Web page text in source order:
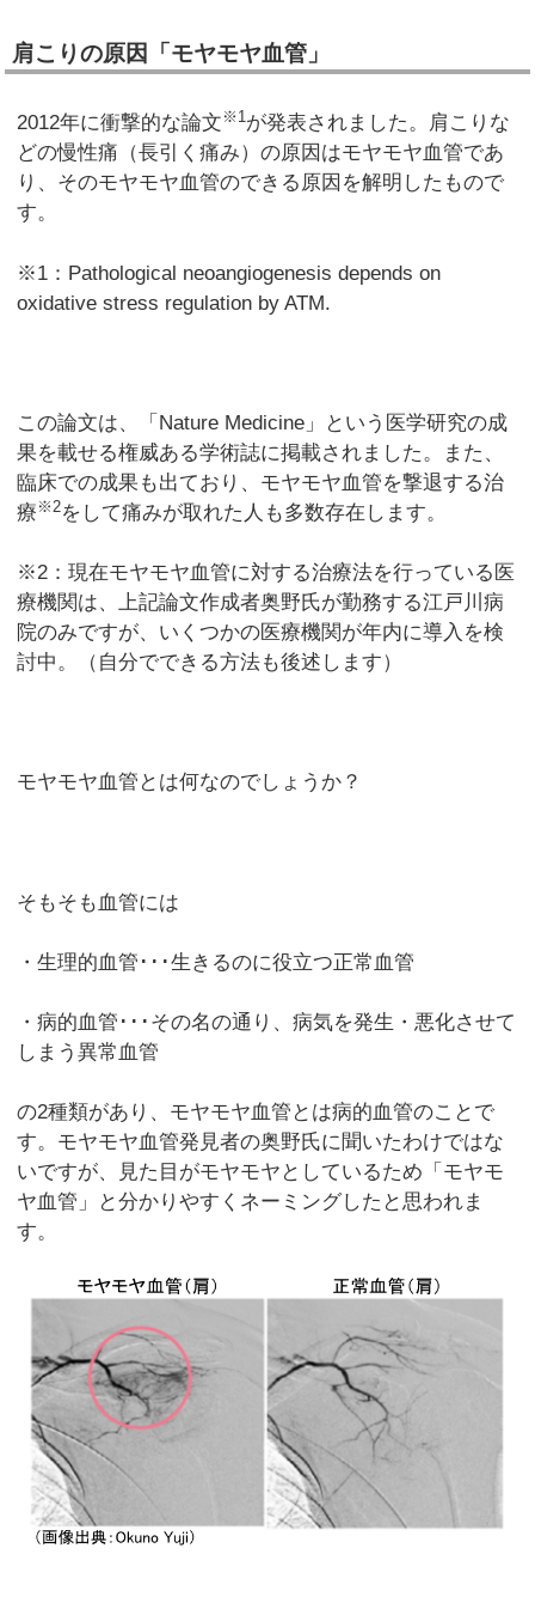
肩こりの原因「モヤモヤ血管」
2012年に衝撃的な論文 ※1が発表されました。肩こりな
どの慢性痛（長引く痛み）の原因はモヤモヤ血管であ
り、そのモヤモヤ血管のできる原因を解明したもので
す。
※1：Pathological neoangiogenesis depends on
oxidative stress regulation by ATM.
この論文は、「Nature Medicine」という医学研究の成
果を載せる権威ある学術誌に掲載されました。また、
臨床での成果も出ており、モヤモヤ血管を撃退する治
療 ※2をして痛みが取れた人も多数存在します。
※2：現在モヤモヤ血管に対する治療法を行っている医
療機関は、上記論文作成者奥野氏が勤務する江戸川病
院のみですが、いくつかの医療機関が年内に導入を検
討中。（自分でできる方法も後述します）
モヤモヤ血管とは何なのでしょうか？
そもそも血管には
・生理的血管･･･生きるのに役立つ正常血管
・病的血管･･･その名の通り、病気を発生・悪化させて
しまう異常血管
の2種類があり、モヤモヤ血管とは病的血管のことで
す。モヤモヤ血管発見者の奥野氏に聞いたわけではな
いですが、見た目がモヤモヤとしているため「モヤモ
ヤ血管」と分かりやすくネーミングしたと思われま
す。